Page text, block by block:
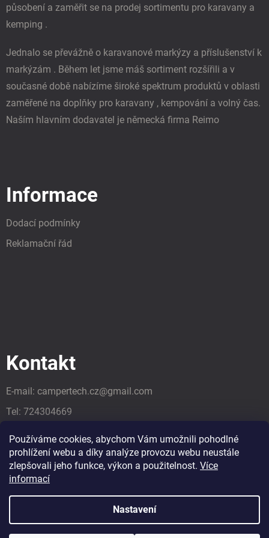
Používáme cookies, abychom Vám umožnili pohodlné
prohlížení webu a díky analýze provozu webu neustále
zlepšovali jeho funkce, výkon a použitelnost. Více
informací
Nastavení
v
s
u
působení a zaměřit se na prodej sortimentu pro karavany a
kemping .
Jednalo se převážně o karavanové markýzy a příslušenství k
markýzám . Během let jsme máš sortiment rozšířili a v
současné době nabízíme široké spektrum produktů v oblasti
zaměřené na doplňky pro karavany , kempování a volný čas.
Naším hlavním dodavatel je německá firma Reimo
Informace
Dodací podmínky
Reklamační řád
Kontakt
E-mail: campertech.cz@gmail.com
Tel: 724304669